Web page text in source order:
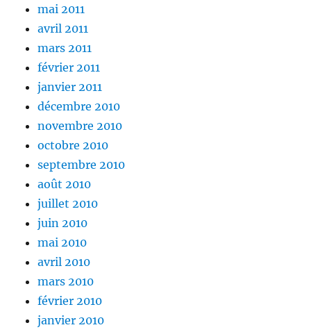
mai 2011
avril 2011
mars 2011
février 2011
janvier 2011
décembre 2010
novembre 2010
octobre 2010
septembre 2010
août 2010
juillet 2010
juin 2010
mai 2010
avril 2010
mars 2010
février 2010
janvier 2010